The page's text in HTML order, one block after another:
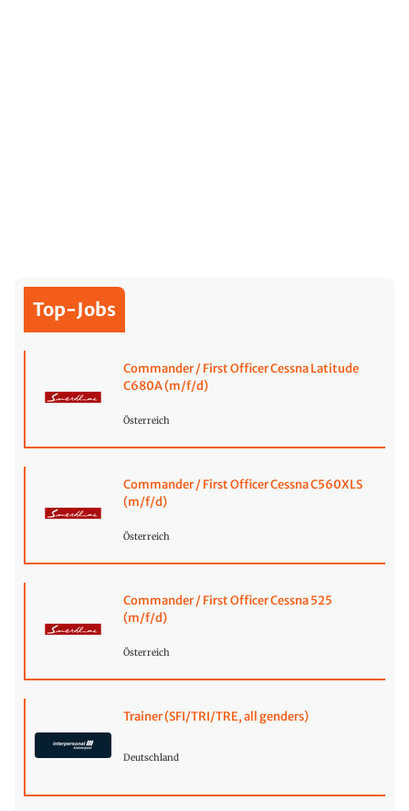
Top-Jobs
Commander / First Officer Cessna Latitude
C680A (m/f/d)
Österreich
Commander / First Officer Cessna C560XLS
(m/f/d)
Österreich
Commander / First Officer Cessna 525
(m/f/d)
Österreich
Trainer (SFI/TRI/TRE, all genders)
Deutschland